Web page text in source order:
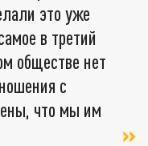
это уже
в третий
обществе нет
с
что мы им